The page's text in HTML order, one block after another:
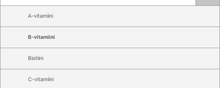
A-vitamiini
B-vitamiini
Biotiini
C-vitamiini